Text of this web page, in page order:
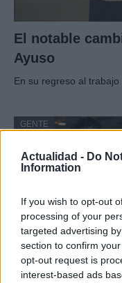
Actualidad - Do
Information
If you wish to opt-out
processing of your
targeted advertising
section to confirm
opt-out request is
interest-based ads
El notable
Ayuso
En su regreso al trabajo
GENTE